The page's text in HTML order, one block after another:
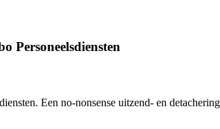
Personeelsdiensten
Een no-nonsense uitzend- en